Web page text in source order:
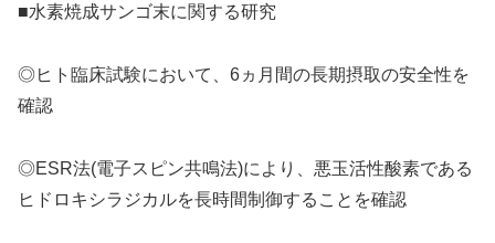
■水素焼成サンゴ末に関する研究
◎ヒト臨床試験において、6ヵ月間の長期摂取の安全性を
確認
◎ESR法(電子スピン共鳴法)により、悪玉活性酸素である
ヒドロキシラジカルを長時間制御することを確認